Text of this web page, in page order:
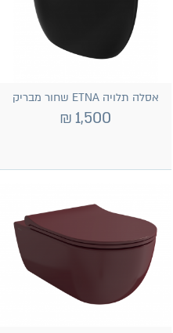
אסלה תלויה ETNA שחור מבריק
1,500
₪